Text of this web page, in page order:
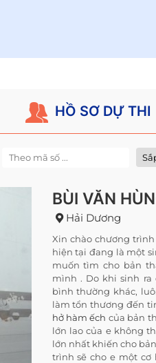
HỒ SƠ DỰ THI
BÙI VĂN
Hải Dương
Xin chào chương
hiện tại đang là một
muốn tìm cho bản
mình . Do khi sinh
bình thường khác,
làm tổn thương đến
hở hàm ếch của bản
lớn lao của e không
lớn nhất khiến cho
trình sẽ cho e một